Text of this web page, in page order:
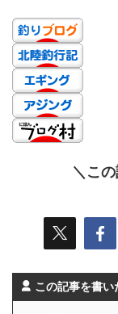
＼こ
この記事を書い